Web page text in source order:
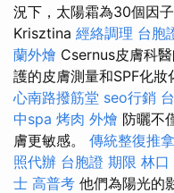
況下，太陽霜為30個因子
Krisztina 經絡調理 台胞
蘭外燴 Csernus皮膚科
護的皮膚測量和SPF化妝
心南路撥筋堂 seo行銷
中spa 烤肉 外燴 防曬不
膚更敏感。 傳統整復推
照代辦 台胞證 期限 林口
士 高普考 他們為陽光的